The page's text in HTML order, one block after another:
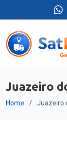
Juazeiro
Home Juazeiro